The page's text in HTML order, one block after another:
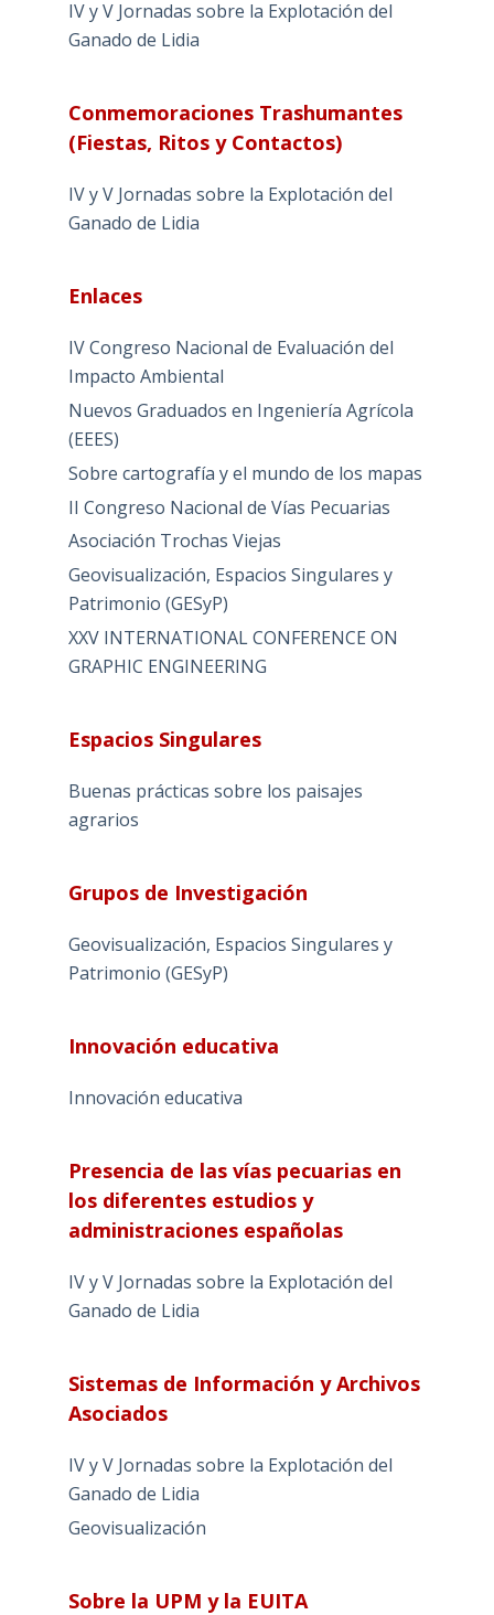
IV y V Jornadas sobre la Explotación del
Ganado de Lidia
Conmemoraciones Trashumantes
(Fiestas, Ritos y Contactos)
IV y V Jornadas sobre la Explotación del
Ganado de Lidia
Enlaces
IV Congreso Nacional de Evaluación del
Impacto Ambiental
Nuevos Graduados en Ingeniería Agrícola
(EEES)
Sobre cartografía y el mundo de los mapas
II Congreso Nacional de Vías Pecuarias
Asociación Trochas Viejas
Geovisualización, Espacios Singulares y
Patrimonio (GESyP)
XXV INTERNATIONAL CONFERENCE ON
GRAPHIC ENGINEERING
Espacios Singulares
Buenas prácticas sobre los paisajes
agrarios
Grupos de Investigación
Geovisualización, Espacios Singulares y
Patrimonio (GESyP)
Innovación educativa
Innovación educativa
Presencia de las vías pecuarias en
los diferentes estudios y
administraciones españolas
IV y V Jornadas sobre la Explotación del
Ganado de Lidia
Sistemas de Información y Archivos
Asociados
IV y V Jornadas sobre la Explotación del
Ganado de Lidia
Geovisualización
Sobre la UPM y la EUITA